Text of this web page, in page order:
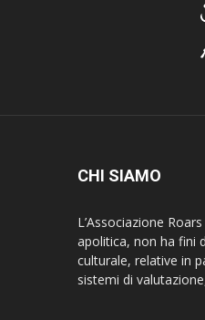
CHI SIAMO
L’Associazione
apolitica, non ha fini
culturale, relative in
sistemi di